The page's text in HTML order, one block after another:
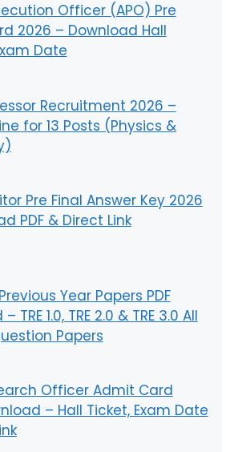
Officer (APO) Pre
2026 – Download Hall
Date
Recruitment 2026 –
for 13 Posts (Physics &
Pre Final Answer Key 2026
PDF & Direct Link
Previous Year Papers PDF
TRE 1.0, TRE 2.0 & TRE 3.0 All
Papers
Officer Admit Card
– Hall Ticket, Exam Date